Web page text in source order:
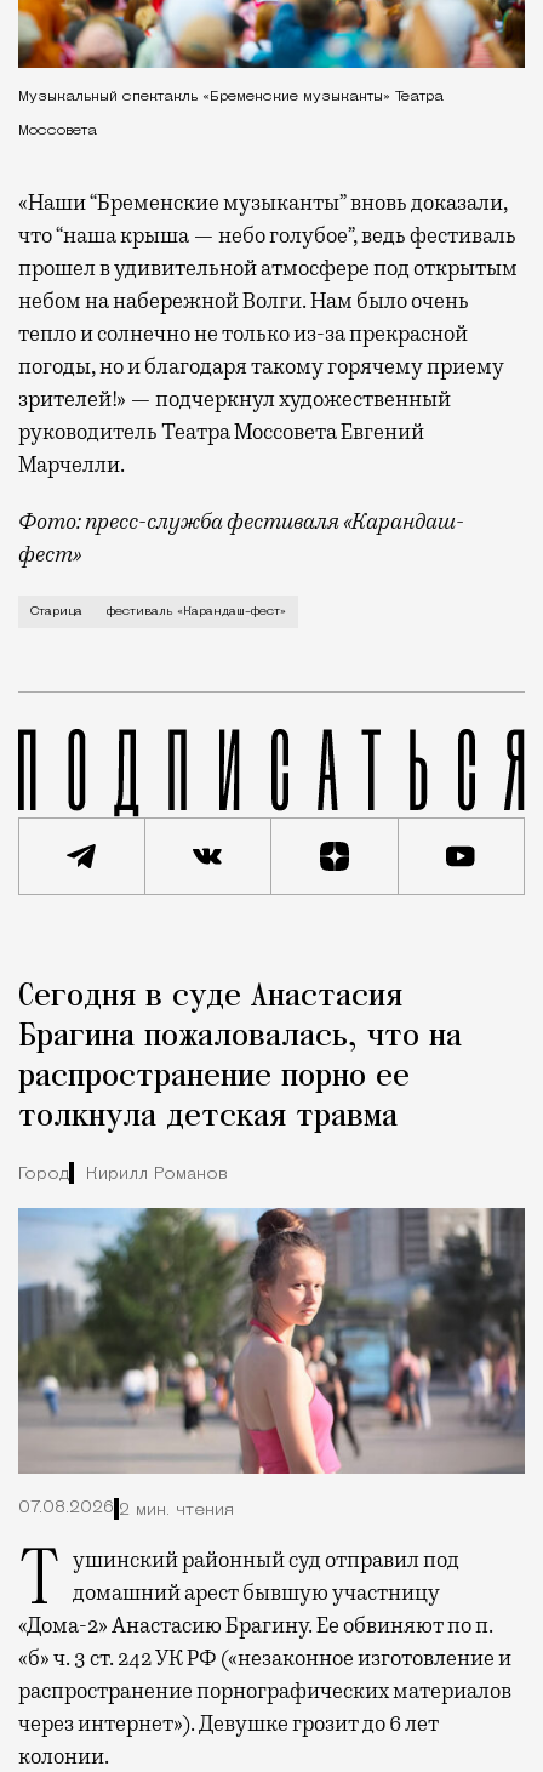
Музыкальный спектакль «Бременские музыканты» Театра
Моссовета
«Наши “Бременские музыканты” вновь доказали,
что “наша крыша — небо голубое”, ведь фестиваль
прошел в удивительной атмосфере под открытым
небом на набережной Волги. Нам было очень
тепло и солнечно не только из-за прекрасной
погоды, но и благодаря такому горячему приему
зрителей!» — подчеркнул художественный
руководитель Театра Моссовета Евгений
Марчелли.
Фото: пресс-служба фестиваля «Карандаш-
фест»
В минувший уикенд маленькая Старица в
Старица фестиваль «Карандаш-фест»
Город
Сегодня в суде Анастасия
Брагина пожаловалась, что на
распространение порно ее
толкнула детская травма
Город Кирилл Романов
07.08.2026 2 мин. чтения
Тушинский районный суд отправил под домашний арест бывшую участницу
«Дома-2» Анастасию Брагину. Ее обвиняют по п.
«б» ч. 3 ст. 242 УК РФ («незаконное изготовление и
распространение порнографических материалов
через интернет»). Девушке грозит до 6 лет
колонии.